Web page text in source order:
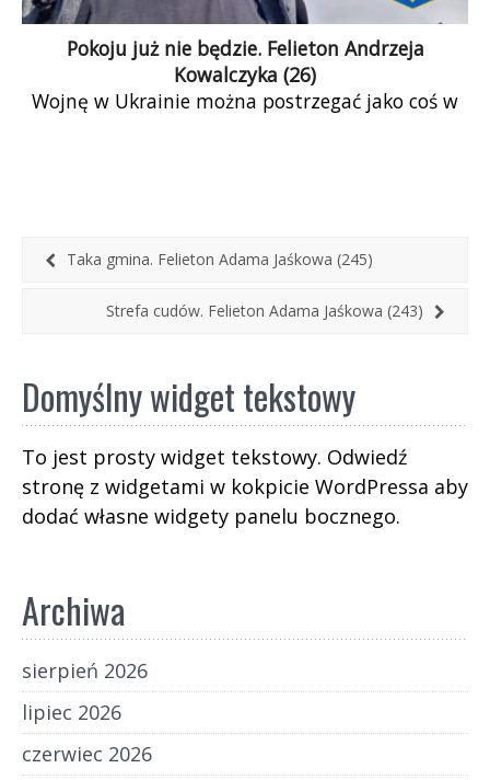
Pokoju już nie będzie. Felieton Andrzeja
Kowalczyka (26)
Wojnę w Ukrainie można postrzegać jako coś w
zarządzania ludźmi jest dla tej eksploatacji
amerykańsko-europejski.
Taka gmina. Felieton Adama Jaśkowa (245)
Strefa cudów. Felieton Adama Jaśkowa (243)
Domyślny widget tekstowy
To jest prosty widget tekstowy. Odwiedź
stronę z widgetami w kokpicie WordPressa aby
dodać własne widgety panelu bocznego.
Archiwa
sierpień 2026
lipiec 2026
czerwiec 2026